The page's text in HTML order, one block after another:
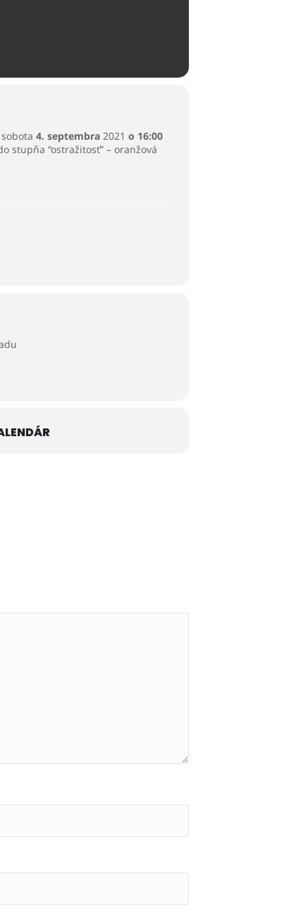
sobota 4. septembra 2021 o 16:00
stupňa “ostražitosť” – oranžová